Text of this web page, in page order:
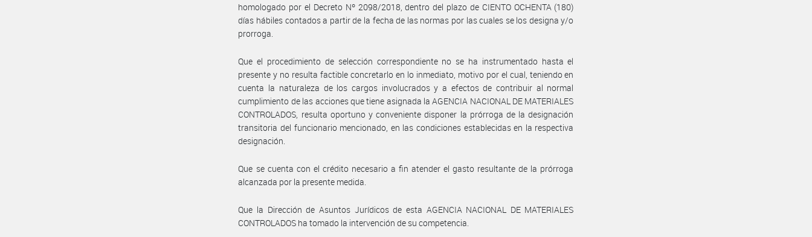
homologado por el Decreto Nº 2098/2018, dentro del plazo de CIENTO OCHENTA (180)
días hábiles contados a partir de la fecha de las normas por las cuales se los designa y/o
prorroga.
Que el procedimiento de selección correspondiente no se ha instrumentado hasta el
presente y no resulta factible concretarlo en lo inmediato, motivo por el cual, teniendo en
cuenta la naturaleza de los cargos involucrados y a efectos de contribuir al normal
cumplimiento de las acciones que tiene asignada la AGENCIA NACIONAL DE MATERIALES
CONTROLADOS, resulta oportuno y conveniente disponer la prórroga de la designación
transitoria del funcionario mencionado, en las condiciones establecidas en la respectiva
designación.
Que se cuenta con el crédito necesario a fin atender el gasto resultante de la prórroga
alcanzada por la presente medida.
Que la Dirección de Asuntos Jurídicos de esta AGENCIA NACIONAL DE MATERIALES
CONTROLADOS ha tomado la intervención de su competencia.